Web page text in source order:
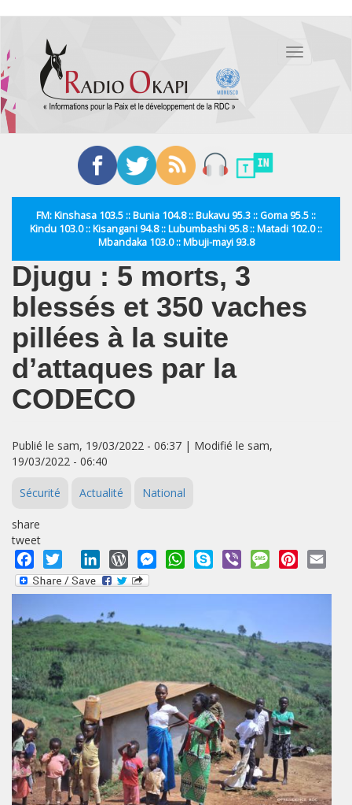
contenu
principal
Toggle
FM: Kinshasa 103.5 :: Bunia 104.8 :: Bukavu 95.3 :: Goma 95.5 ::
Kindu 103.0 :: Kisangani 94.8 :: Lubumbashi 95.8 :: Matadi 102.0 ::
Mbandaka 103.0 :: Mbuji-mayi 93.8
Djugu : 5 morts, 3
blessés et 350 vaches
pillées à la suite
d’attaques par la
CODECO
Publié le sam, 19/03/2022 - 06:37 | Modifié le sam,
19/03/2022 - 06:40
Sécurité Actualité National
share
tweet
Facebook
Twitter LinkedInWordPressMessengerWhatsApp
Skype Viber MessagePinterest